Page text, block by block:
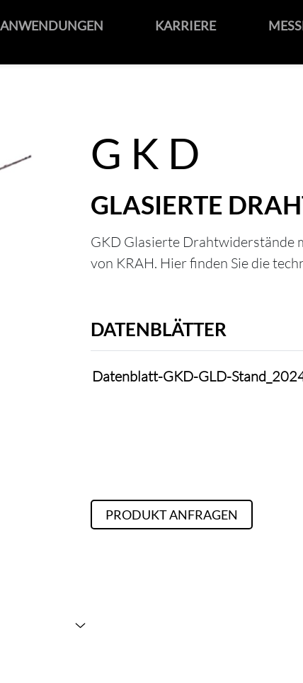
GKD
GLASIERTE
GKD Glasierte Drahtwiderstände
von KRAH. Hier finden Sie die
DATENBLÄTTER
Datenblatt-GKD-GLD-
PRODUKT ANFRAGEN
ANWENDUNGEN KARRIERE